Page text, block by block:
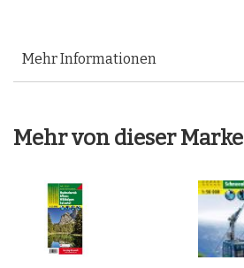
Mehr Informationen
Mehr von dieser Marke